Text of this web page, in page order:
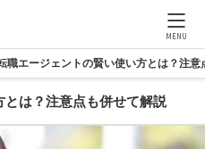
MENU
職エージェントの賢い使い方とは？注意
は？注意点も併せて解説